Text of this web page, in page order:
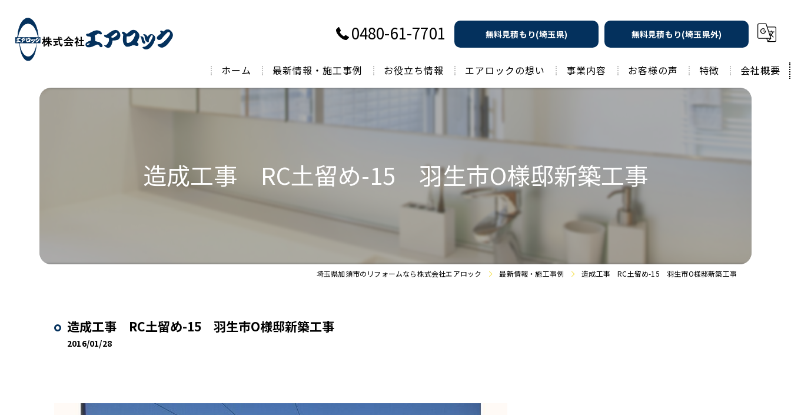
0480-61-7701 無料見積もり(埼玉県) 無料見積もり(埼玉県外)
ホーム 最新情報・施工事例 お役立ち情報 エアロックの想い 事業内容 お客様の声 特徴
工務店
水回り
会社概要
造成工事 RC土留め-15 羽生市O様邸新築工事
埼玉県加須市のリフォームなら株式会社エアロック 最新情報・施工事例 造成工事 RC土留め-15 羽生市O様邸新築工事
造成工事 RC土留め-15 羽生市O様邸新築工事
2016/01/28